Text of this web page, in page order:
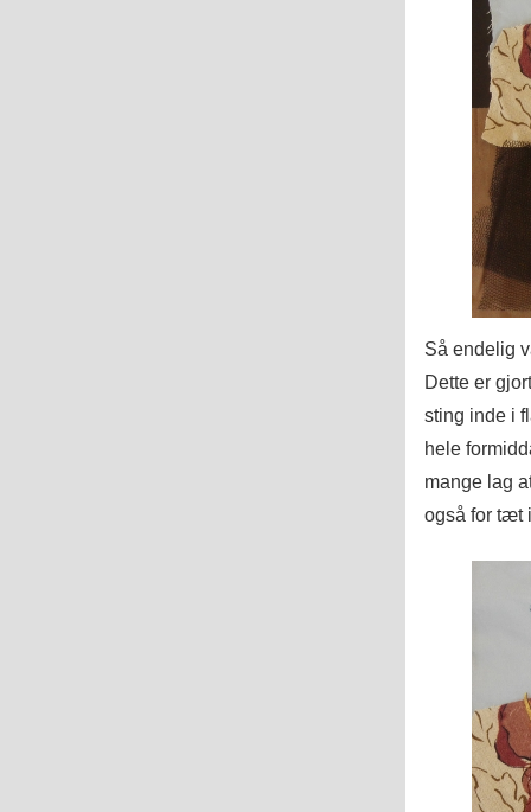
Så endelig
Dette er
sting inde i
hele
mange lag
også for tæt